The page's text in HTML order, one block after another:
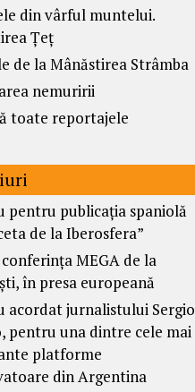
din vârful muntelui.
Țeț
de la Mânăstirea Strâmba
nemuririi
toate reportajele
pentru publicația spaniolă
de la Iberosfera”
MEGA de la
în presa europeană
acordat jurnalistului Sergio
pentru una dintre cele mai
platforme
din Argentina